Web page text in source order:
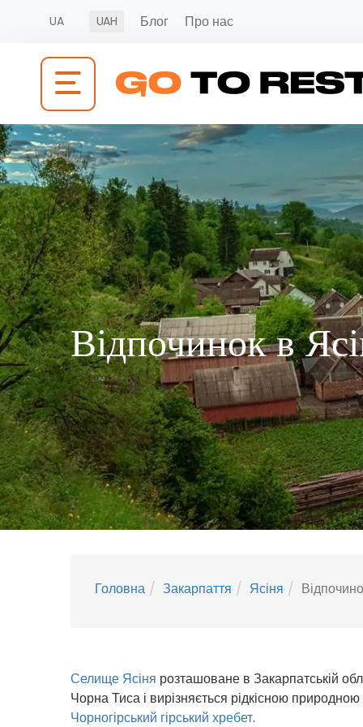
UA UAH Блог Про нас
Відпочинок в
Головна Закарпаття Ясіня
Селище Ясіня розташоване в Закарпатській
Чорна Тиса і вирізняється рідкісною
Чорногірський гірський хребет.